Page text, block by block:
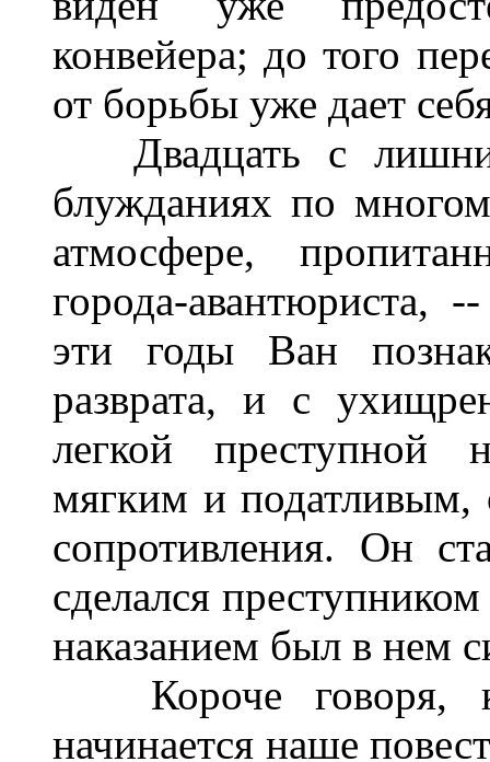
конвейера; до того
от борьбы уже дает
Двадцать с
блужданиях по
атмосфере,
города-авантюриста,
эти годы Ван
разврата, и с
легкой преступной
мягким и
сопротивления. Он
сделался
наказанием был в нем
Короче говоря, к
начинается наше